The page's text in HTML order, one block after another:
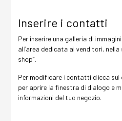
Inserire i contatti
Per inserire una galleria di
all’area dedicata ai venditori, nella
shop”.
Per modificare i contatti clicca sul
per aprire la finestra di dialogo e
informazioni del tuo negozio.